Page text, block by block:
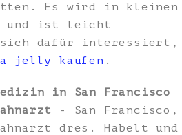
Es wird in kleinen
und ist leicht
sich dafür interessiert,
jelly kaufen .
in San Francisco
- San Francisco,
dres. Habelt und